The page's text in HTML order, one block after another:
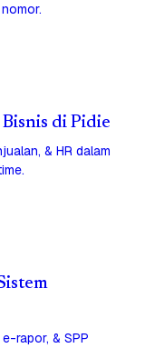
Bisnis di Pidie
& HR dalam
rapor, & SPP